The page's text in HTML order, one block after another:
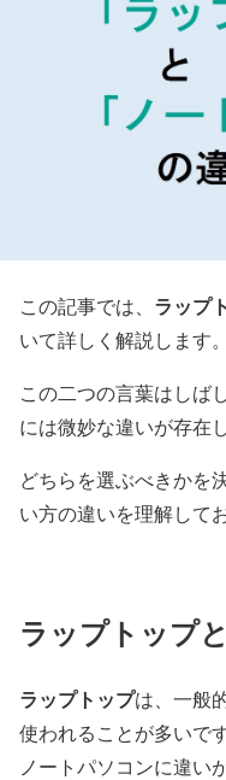
この記事では、 ラップ
いて詳しく解説します。
この二つの言葉はしば
には微妙な違いが存在
どちらを選ぶべきかを
い方の違いを理解して
ラップトップ
ラップトップは、一般
使われることが多いで
ノートパソコンに違い